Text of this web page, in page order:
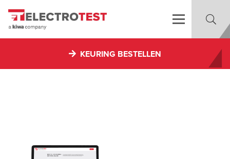
KEURING BESTELLEN